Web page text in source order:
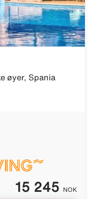
øyer, Spania
15 245 NOK